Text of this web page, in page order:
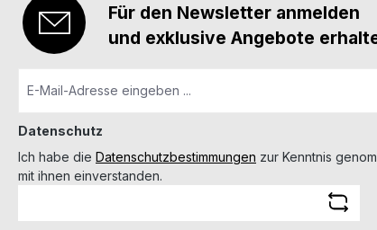
Für den Newsletter anmelden
und exklusive Angebote
Datenschutz
Ich habe die Datenschutzbestimmungen zur Kenntnis
mit ihnen einverstanden.